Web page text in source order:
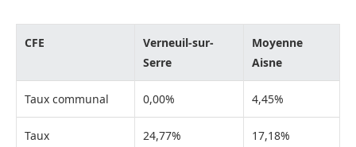
CFE
Verneuil-sur-
Serre
Moyenne
Aisne
Taux communal 0,00% 4,45%
Taux
24,77% 17,18%